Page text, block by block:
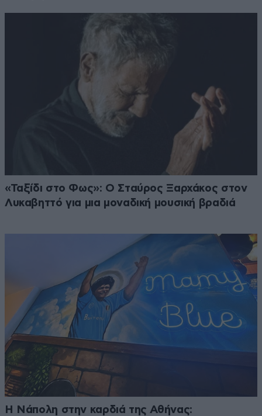
«Ταξίδι στο Φως»: Ο Σταύρος Ξαρχάκος στον
Λυκαβηττό για μια μοναδική μουσική βραδιά
Η Νάπολη στην καρδιά της Αθήνας: